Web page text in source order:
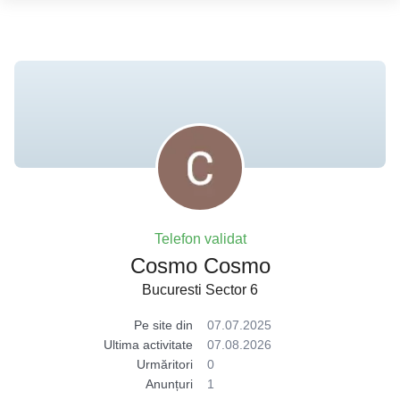
Telefon validat
Cosmo Cosmo
Bucuresti Sector 6
Pe site din
07.07.2025
Ultima activitate
07.08.2026
Urmăritori
0
Anunțuri
1